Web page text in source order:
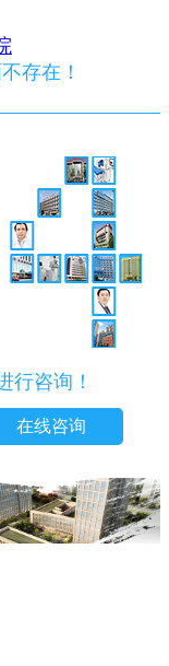
存在！
行咨询！
在线咨询